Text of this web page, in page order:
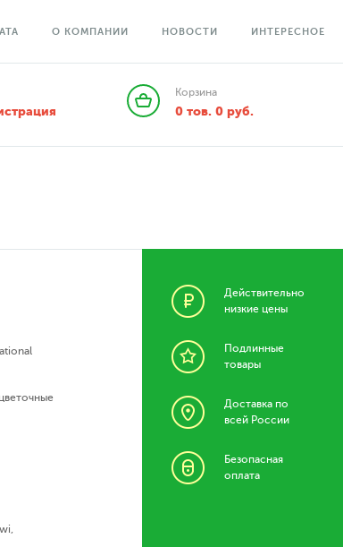
О КОМПАНИИ НОВОСТИ ИНТЕРЕСНОЕ
Корзина
0 тов. 0руб.
цветочные
Действительно
низкие цены
Подлинные
товары
Доставка по
всей России
Безопасная
оплата